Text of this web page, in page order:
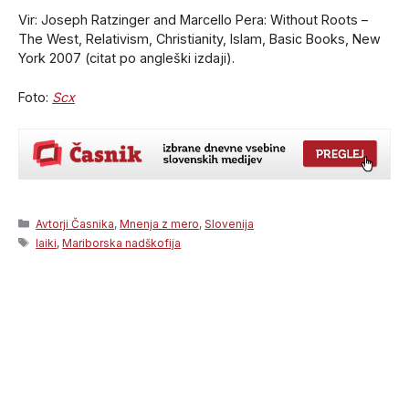
Vir: Joseph Ratzinger and Marcello Pera: Without Roots –
The West, Relativism, Christianity, Islam, Basic Books, New
York 2007 (citat po angleški izdaji).
Foto: Scx
Categories
Avtorji Časnika,Mnenja z mero,Slovenija
Tags
laiki,Mariborska nadškofija